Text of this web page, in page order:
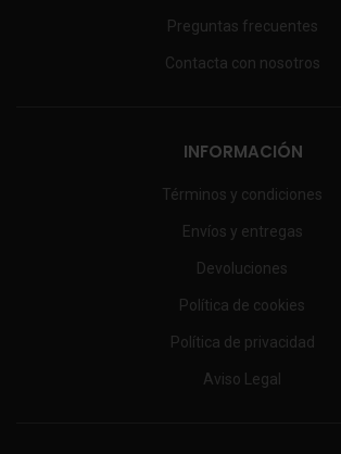
Preguntas frecuentes
Contacta con nosotros
INFORMACIÓN
Términos y condiciones
Envíos y entregas
Devoluciones
Política de cookies
Política de privacidad
Aviso Legal